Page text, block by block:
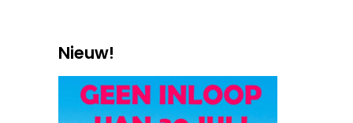
Nieuw!